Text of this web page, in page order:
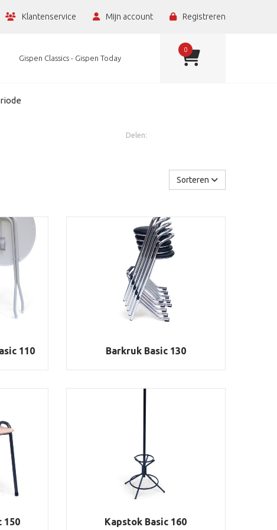
Klantenservice Mijn account Registreren
Gispen Classics - Gispen Today
0
Delen:
Sorteren
110 Barkruk Basic 130
150 Kapstok Basic 160